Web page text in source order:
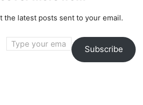
the latest posts sent to your email.
Type your email…
Subscribe